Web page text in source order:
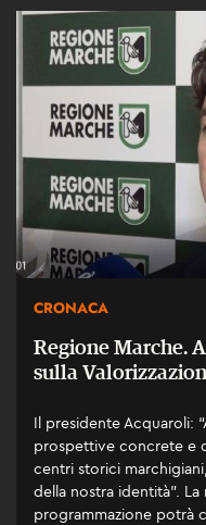
CRONACA
Regione Marche.
sulla
Il presidente Acquaroli:
prospettive concrete e
centri storici
della nostra identità”.
programmazione potrà